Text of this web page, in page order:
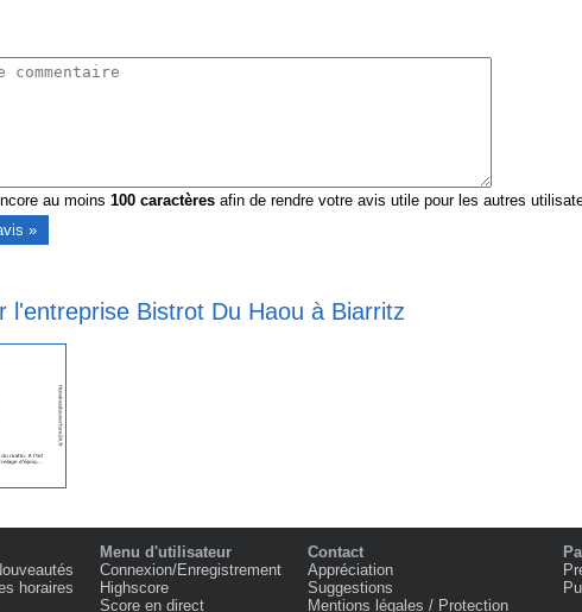
au moins 100caractèresafin de rendre votre avis utile pour les autres
l'entreprise Bistrot Du Haou à Biarritz
horaires
Menu d'utilisateur
Connexion/Enregistrement
Highscore
Score en direct
Contact
Appréciation
Suggestions
Mentions légales / Protection